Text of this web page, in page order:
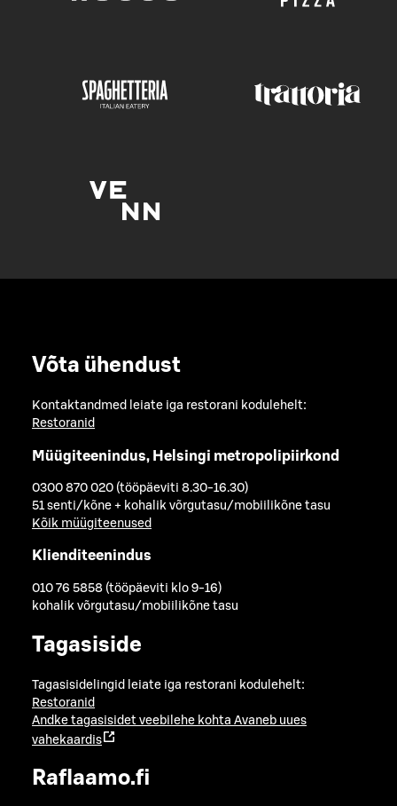
Võta ühendust
Kontaktandmed leiate iga restorani kodulehelt:
Restoranid
Müügiteenindus, Helsingi metropolipiirkond
0300 870 020 (tööpäeviti 8.30-16.30)
51 senti/kõne + kohalik võrgutasu/mobiilikõne tasu
Kõik müügiteenused
Klienditeenindus
010 76 5858 (tööpäeviti klo 9-16)
kohalik võrgutasu/mobiilikõne tasu
Tagasiside
Tagasisidelingid leiate iga restorani kodulehelt:
Restoranid
Andke tagasisidet veebilehe kohta Avaneb uues
vahekaardis
Raflaamo.fi